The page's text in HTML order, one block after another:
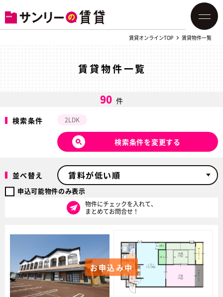
賃貸オンラインTOP 賃貸物件一覧
賃貸物件一覧
90 件
検索条件
2LDK
検索条件を変更する
並べ替え
申込可能物件のみ表示
物件にチェックを入れて、
まとめてお問合せ！
お申込み中